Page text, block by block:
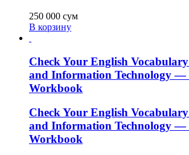
250 000 сум
В корзину
Check Your English
and Information Technology —
Workbook
Check Your English
and Information Technology —
Workbook